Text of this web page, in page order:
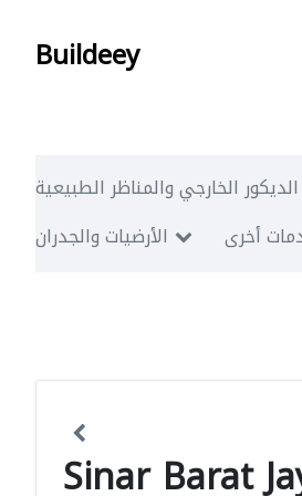
Buildeey
الديكور الخارجي والمناظر الطبيعية
الأرضيات والجدران
أخرى
Sinar Barat